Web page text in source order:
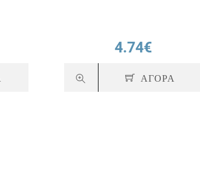
4.74€
ΑΓΟΡΑ